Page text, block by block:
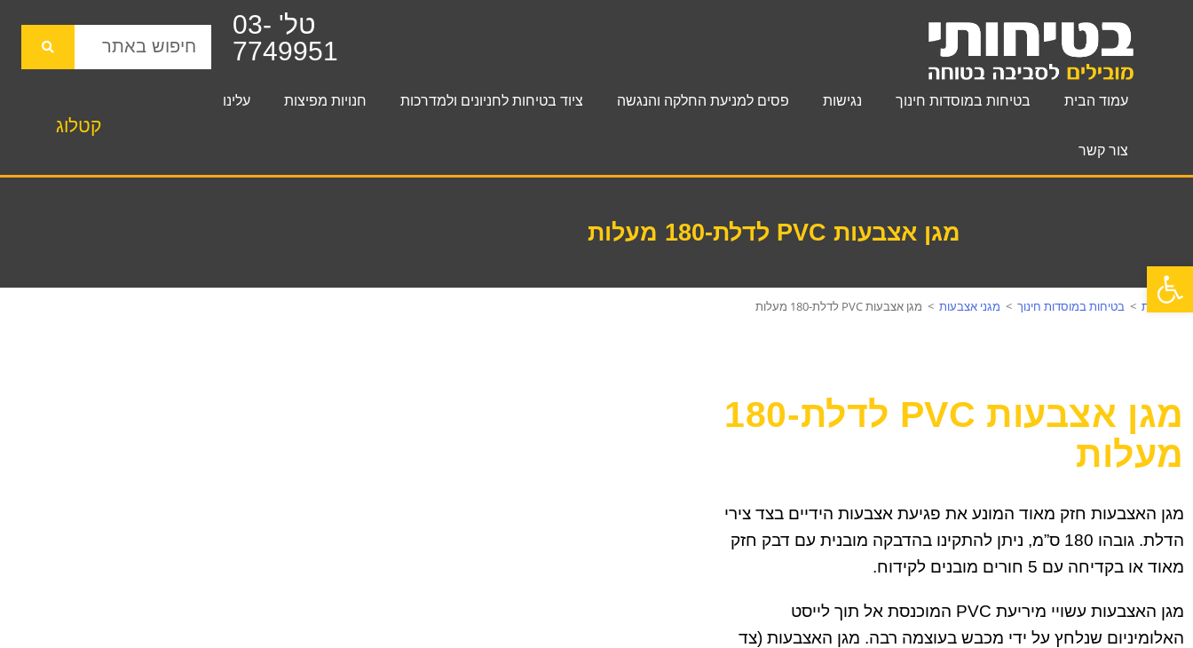
טל' 03-
7749951
עמוד הבית בטיחות במוסדות חינוך נגישות פסים למניעת החלקה והנגשה ציוד בטיחות לחניונים ולמדרכות חנויות מפיצות עלינו
צור קשר
קטלוג
מגן אצבעות PVC לדלת-180 מעלות
עמוד הבית > בטיחות במוסדות חינוך > מגני אצבעות > מגן אצבעות PVC לדלת-180 מעלות
מגן אצבעות PVC לדלת-180
מעלות
מגן האצבעות חזק מאוד המונע את פגיעת אצבעות הידיים בצד צירי
הדלת. גובהו 180 ס”מ, ניתן להתקינו בהדבקה מובנית עם דבק חזק
מאוד או בקדיחה עם 5 חורים מובנים לקידוח.
מגן האצבעות עשויי מיריעת PVC המוכנסת אל תוך לייסט
האלומיניום שנלחץ על ידי מכבש בעוצמה רבה. מגן האצבעות (צד
פתח סרגל נגישות